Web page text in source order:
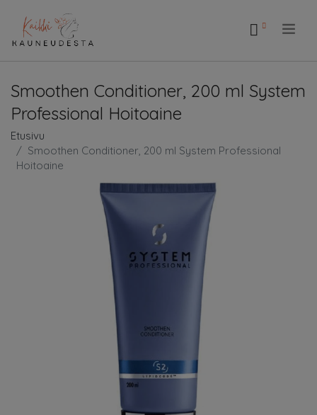
Smoothen Conditioner, 200 ml System
Professional Hoitoaine
Etusivu
Smoothen Conditioner, 200 ml System Professional
Hoitoaine